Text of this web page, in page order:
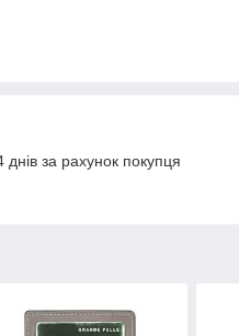
за рахунок покупця